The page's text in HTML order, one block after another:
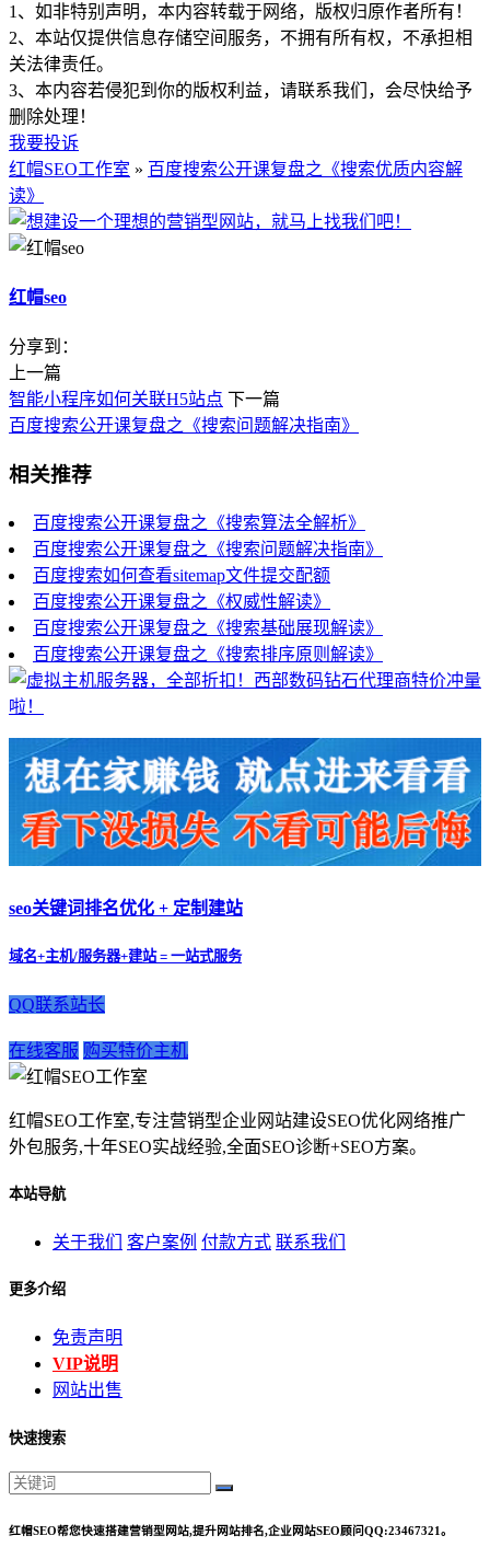
1、如非特别声明，本内容转载于网络，版权归原作者所有！
2、本站仅提供信息存储空间服务，不拥有所有权，不承担相
关法律责任。
3、本内容若侵犯到你的版权利益，请联系我们，会尽快给予
删除处理！
我要投诉
红帽SEO工作室 » 百度搜索公开课复盘之《搜索优质内容解
读》
红帽seo
分享到：
上一篇
智能小程序如何关联H5站点 下一篇
百度搜索公开课复盘之《搜索问题解决指南》
相关推荐
百度搜索公开课复盘之《搜索算法全解析》
百度搜索公开课复盘之《搜索问题解决指南》
百度搜索如何查看sitemap文件提交配额
百度搜索公开课复盘之《权威性解读》
百度搜索公开课复盘之《搜索基础展现解读》
百度搜索公开课复盘之《搜索排序原则解读》
seo关键词排名优化 + 定制建站
域名+主机/服务器+建站 = 一站式服务
QQ联系站长
在线客服 购买特价主机
红帽SEO工作室,专注营销型企业网站建设SEO优化网络推广
外包服务,十年SEO实战经验,全面SEO诊断+SEO方案。
本站导航
关于我们 客户案例 付款方式 联系我们
更多介绍
免责声明
VIP说明
网站出售
快速搜索
红帽SEO帮您快速搭建营销型网站,提升网站排名,企业网站SEO顾问QQ:23467321。